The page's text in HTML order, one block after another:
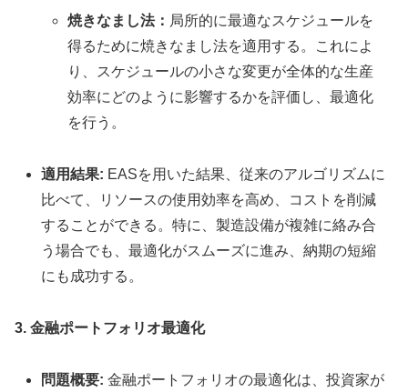
焼きなまし法： 局所的に最適なスケジュールを
得るために焼きなまし法を適用する。これによ
り、スケジュールの小さな変更が全体的な生産
効率にどのように影響するかを評価し、最適化
を行う。
適用結果: EASを用いた結果、従来のアルゴリズムに
比べて、リソースの使用効率を高め、コストを削減
することができる。特に、製造設備が複雑に絡み合
う場合でも、最適化がスムーズに進み、納期の短縮
にも成功する。
3. 金融ポートフォリオ最適化
問題概要: 金融ポートフォリオの最適化は、投資家が